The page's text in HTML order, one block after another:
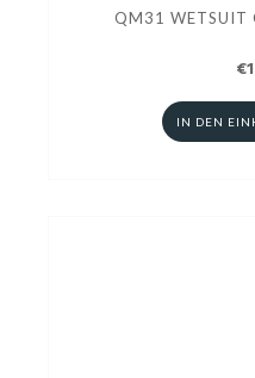
QM31 WETSUIT
IN DEN